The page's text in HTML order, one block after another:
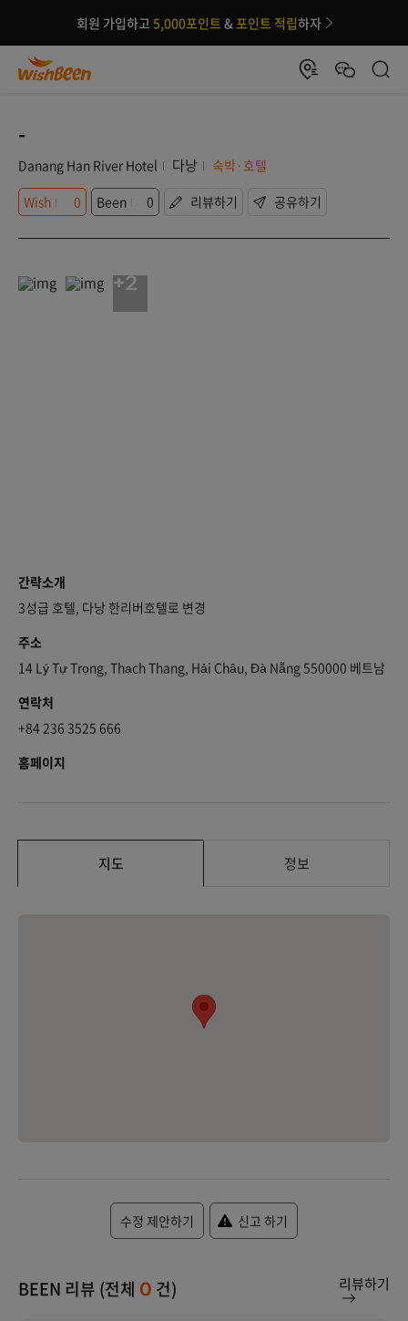
회원 가입하고 5,000포인트 &포인트 적립하자
-
Danang Han River Hotel 다낭
숙박·호텔
Wish
0 Been 0 리뷰하기 공유하기
+2
간략소개
3성급 호텔, 다낭 한리버호텔로 변경
주소
14 Lý Tự Trọng, Thạch Thang, Hải Châu, Đà Nẵng 550000 베트남
연락처
+84 236 3525 666
홈페이지
지도 정보
수정 제안하기 신고 하기
BEEN 리뷰 (전체 0 건) 리뷰하기